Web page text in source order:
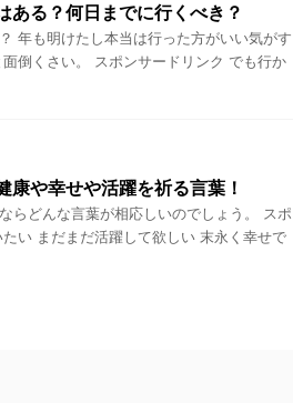
ある？何日までに行くべき？
年も明けたし本当は行った方がいい気がす
倒くさい。 スポンサードリンク でも行か
や幸せや活躍を祈る言葉！
らどんな言葉が相応しいのでしょう。 スポ
い まだまだ活躍して欲しい 末永く幸せで